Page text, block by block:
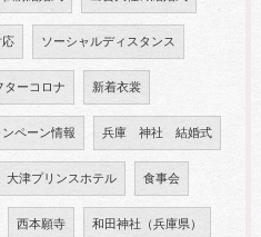
応 ソーシャルディスタンス
ターコロナ 新着衣裳
ペーン情報 兵庫 神社 結婚式
大津プリンスホテル 食事会
西本願寺 和田神社（兵庫県）